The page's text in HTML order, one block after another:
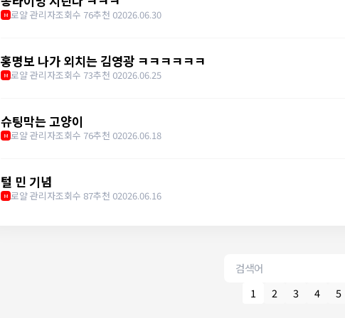
M 로얄 관리자조회수 76추천 02026.06.30
홍명보 나가 외치는 김영광 ㅋㅋㅋㅋㅋㅋ
M 로얄 관리자조회수 73추천 02026.06.25
슈팅막는 고양이
M 로얄 관리자조회수 76추천 02026.06.18
털 민 기념
M 로얄 관리자조회수 87추천 02026.06.16
1 2 3 4 5